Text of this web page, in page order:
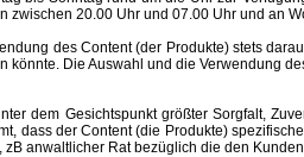
20.00 Uhr und 07.00 Uhr und an
des Content (der Produkte) stets
könnte. Die Auswahl und die Verwendung
Gesichtspunkt größter Sorgfalt,
dass der Content (die Produkte)
anwaltlicher Rat bezüglich die den